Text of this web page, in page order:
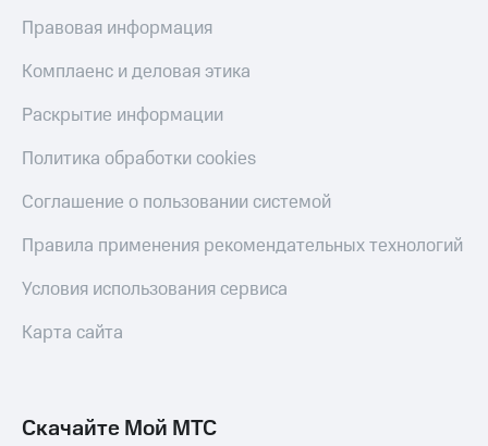
Правовая информация
Комплаенс и деловая этика
Раскрытие информации
Политика обработки cookies
Соглашение о пользовании системой
Правила применения рекомендательных технологий
Условия использования сервиса
Карта сайта
Скачайте Мой МТС